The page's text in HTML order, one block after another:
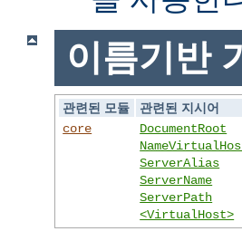
이름기반
관련된 모듈
관련된 지시어
core
DocumentRoot
ServerAlias
ServerName
ServerPath
<VirtualHost>